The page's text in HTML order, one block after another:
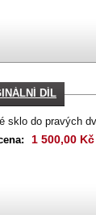
DÍL
sklo do pravých
1 500,00 Kč